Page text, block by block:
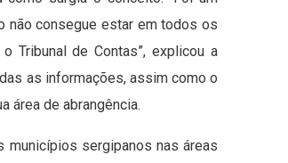
não consegue estar em todos os
Tribunal de Contas”, explicou a
as informações, assim como o
área de abrangência.
municípios sergipanos nas áreas